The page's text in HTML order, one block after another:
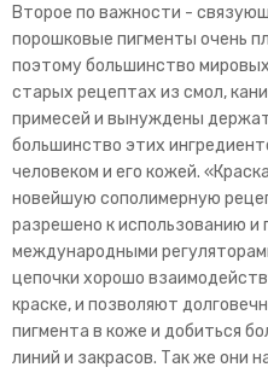
Второе по важности -
порошковые пигменты очень
поэтому большинство
старых рецептах из смол,
примесей и вынуждены
большинство этих
человеком и его кожей.
новейшую сополимерную
разрешено к использованию и
международными
цепочки хорошо
краске, и позволяют
пигмента в коже и добиться
линий и закрасов. Так же они